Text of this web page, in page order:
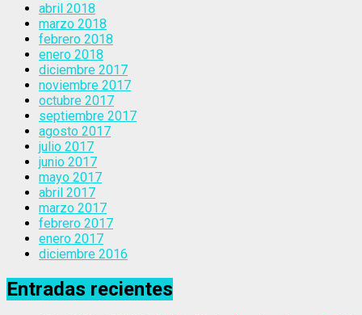
abril 2018
marzo 2018
febrero 2018
enero 2018
diciembre 2017
noviembre 2017
octubre 2017
septiembre 2017
agosto 2017
julio 2017
junio 2017
mayo 2017
abril 2017
marzo 2017
febrero 2017
enero 2017
diciembre 2016
Entradas recientes